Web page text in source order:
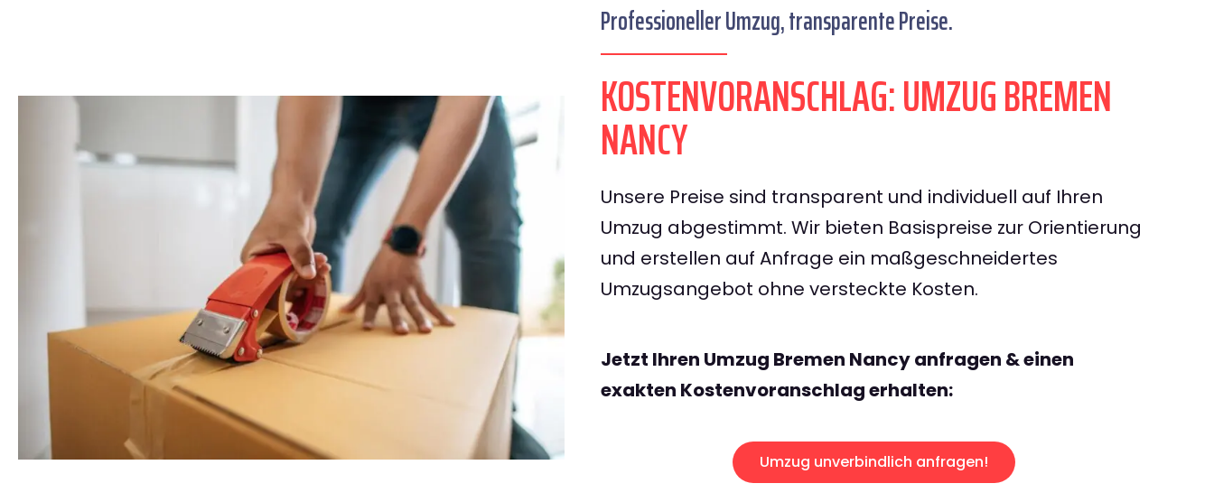
Professioneller Umzug, transparente Preise.
KOSTENVORANSCHLAG: UMZUG BREMEN
NANCY
Unsere Preise sind transparent und individuell auf Ihren
Umzug abgestimmt. Wir bieten Basispreise zur Orientierung
und erstellen auf Anfrage ein maßgeschneidertes
Umzugsangebot ohne versteckte Kosten.
Jetzt Ihren Umzug Bremen Nancy anfragen & einen
exakten Kostenvoranschlag erhalten:
Umzug unverbindlich anfragen!